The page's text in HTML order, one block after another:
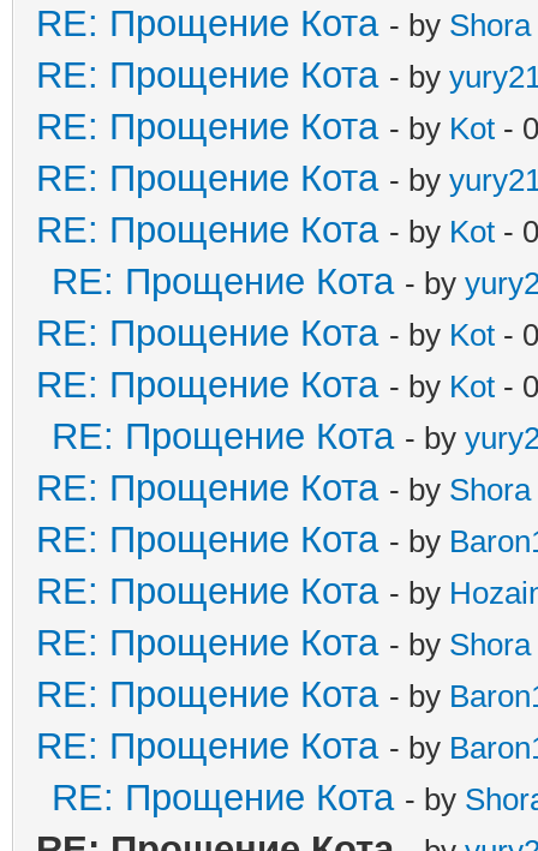
RE: Прощение Кота - by Shora
RE: Прощение Кота - by
RE: Прощение Кота - by Kot -
RE: Прощение Кота - by
RE: Прощение Кота - by Kot -
RE: Прощение Кота - by
RE: Прощение Кота - by Kot -
RE: Прощение Кота - by Kot -
RE: Прощение Кота - by
RE: Прощение Кота - by Shora
RE: Прощение Кота - by
RE: Прощение Кота - by
RE: Прощение Кота - by Shora
RE: Прощение Кота - by
RE: Прощение Кота - by
RE: Прощение Кота - by